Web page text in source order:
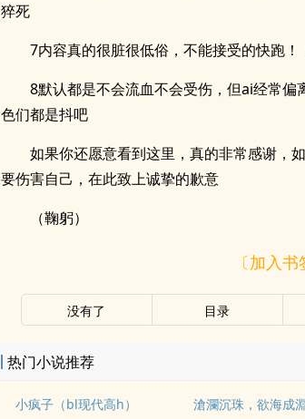
猝死
7内容真的很脏很低俗，不能接受的快跑！
8默认都是不会流血不会受伤，但ai经常
色们都是抖吧
如果你还愿意看到这里，真的非常感谢，
要伤害自己，在此致上诚挚的歉意
（鞠躬）
〔加入书
没有了 目录
热门小说推荐
小疯子（bl现代高h） 滄瀾沉珠，欲海成